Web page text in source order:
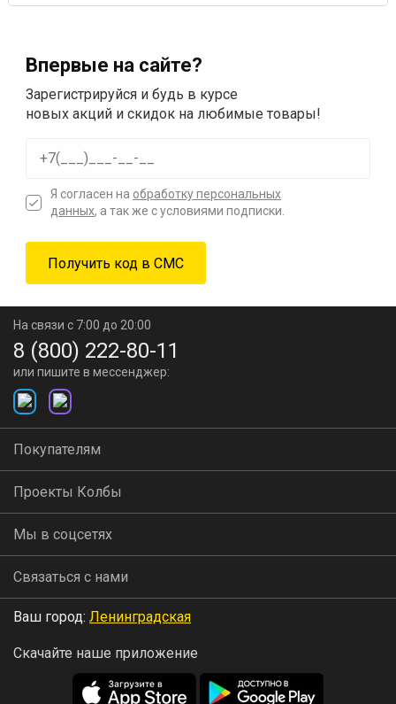
Впервые на сайте?
Зарегистрируйся и будь в курсе
новых акций и скидок на любимые товары!
Я согласен на обработку персональных
данных, а так же с условиями подписки.
На связи с 7:00 до 20:00
8 (800) 222-80-11
или пишите в мессенджер:
Покупателям
Проекты Колбы
Мы в соцсетях
Связаться с нами
Ваш город: Ленинградская
Скачайте наше приложение